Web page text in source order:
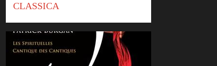
CLASSICA